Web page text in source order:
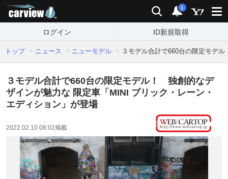
検索 通知
i
ログイン ID新規取得
トップ ニュース ニューモデル ３モデル合計で660台の限定モデ
３モデル合計で660台の限定モデル！ 独創的なデ
ザインが魅力な 限定車「MINI ブリック・レーン・
エディション」が登場
2022.02.10 08:02掲載